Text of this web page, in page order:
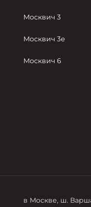
Москвич 3
Москвич 3е
Москвич 6
в Москве, ш.